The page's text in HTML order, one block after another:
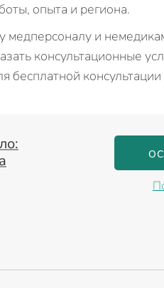
опыта и региона.
и
консультационные